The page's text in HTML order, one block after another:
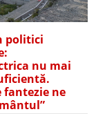
politici
nu mai
fantezie ne